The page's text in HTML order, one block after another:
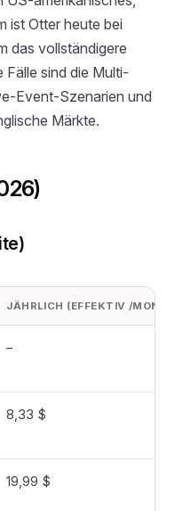
ist Otter heute bei
das vollständigere
Fälle sind die Multi-
Event-Szenarien und
Märkte.
JÄHRLICH (EFFEKTIV /MON.)
–
8,33 $
19,99 $